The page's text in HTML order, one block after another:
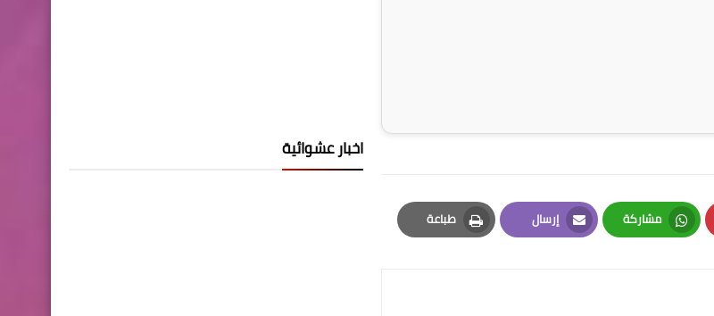
مشاركة
Whatsapp
إرسال
Email
طباعة
Print
اخبار عشوائية